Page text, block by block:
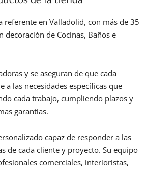
referente en Valladolid, con más de 35
decoración de Cocinas, Baños e
y se aseguran de que cada
a las necesidades específicas que
cada trabajo, cumpliendo plazos y
garantías.
capaz de responder a las
de cada cliente y proyecto. Su equipo
comerciales, interioristas,